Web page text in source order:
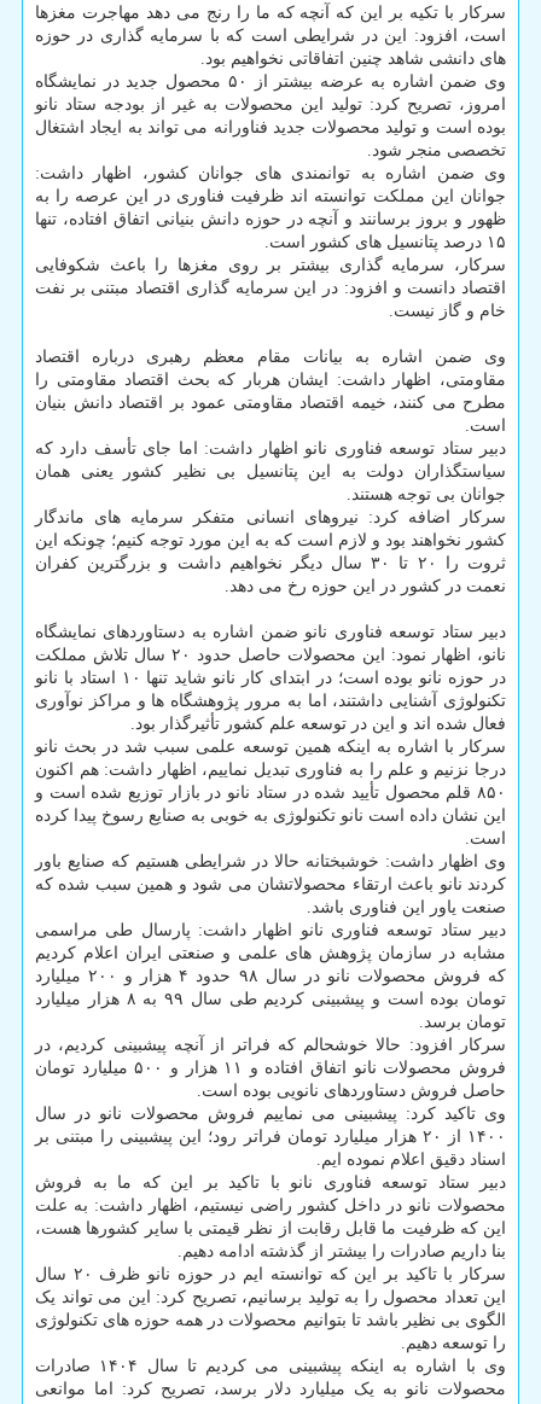
سرکار با تکیه بر این که آنچه که ما را رنج می دهد مهاجرت مغزها
است، افزود: این در شرایطی است که با سرمایه گذاری در حوزه
های دانشی شاهد چنین اتفاقاتی نخواهیم بود.
وی ضمن اشاره به عرضه بیشتر از ۵۰ محصول جدید در نمایشگاه
امروز، تصریح کرد: تولید این محصولات به غیر از بودجه ستاد نانو
بوده است و تولید محصولات جدید فناورانه می تواند به ایجاد اشتغال
تخصصی منجر شود.
وی ضمن اشاره به توانمندی های جوانان کشور، اظهار داشت:
جوانان این مملکت توانسته اند ظرفیت فناوری در این عرصه را به
ظهور و بروز برسانند و آنچه در حوزه دانش بنیانی اتفاق افتاده، تنها
۱۵ درصد پتانسیل های کشور است.
سرکار، سرمایه گذاری بیشتر بر روی مغزها را باعث شکوفایی
اقتصاد دانست و افزود: در این سرمایه گذاری اقتصاد مبتنی بر نفت
خام و گاز نیست.
وی ضمن اشاره به بیانات مقام معظم رهبری درباره اقتصاد
مقاومتی، اظهار داشت: ایشان هربار که بحث اقتصاد مقاومتی را
مطرح می کنند، خیمه اقتصاد مقاومتی عمود بر اقتصاد دانش بنیان
است.
دبیر ستاد توسعه فناوری نانو اظهار داشت: اما جای تأسف دارد که
سیاستگذاران دولت به این پتانسیل بی نظیر کشور یعنی همان
جوانان بی توجه هستند.
سرکار اضافه کرد: نیروهای انسانی متفکر سرمایه های ماندگار
کشور نخواهند بود و لازم است که به این مورد توجه کنیم؛ چونکه این
ثروت را ۲۰ تا ۳۰ سال دیگر نخواهیم داشت و بزرگترین کفران
نعمت در کشور در این حوزه رخ می دهد.
دبیر ستاد توسعه فناوری نانو ضمن اشاره به دستاوردهای نمایشگاه
نانو، اظهار نمود: این محصولات حاصل حدود ۲۰ سال تلاش مملکت
در حوزه نانو بوده است؛ در ابتدای کار نانو شاید تنها ۱۰ استاد با نانو
تکنولوژی آشنایی داشتند، اما به مرور پژوهشگاه ها و مراکز نوآوری
فعال شده اند و این در توسعه علم کشور تأثیرگذار بود.
سرکار با اشاره به اینکه همین توسعه علمی سبب شد در بحث نانو
درجا نزنیم و علم را به فناوری تبدیل نماییم، اظهار داشت: هم اکنون
۸۵۰ قلم محصول تأیید شده در ستاد نانو در بازار توزیع شده است و
این نشان داده است نانو تکنولوژی به خوبی به صنایع رسوخ پیدا کرده
است.
وی اظهار داشت: خوشبختانه حالا در شرایطی هستیم که صنایع باور
کردند نانو باعث ارتقاء محصولاتشان می شود و همین سبب شده که
صنعت یاور این فناوری باشد.
دبیر ستاد توسعه فناوری نانو اظهار داشت: پارسال طی مراسمی
مشابه در سازمان پژوهش های علمی و صنعتی ایران اعلام کردیم
که فروش محصولات نانو در سال ۹۸ حدود ۴ هزار و ۲۰۰ میلیارد
تومان بوده است و پیشبینی کردیم طی سال ۹۹ به ۸ هزار میلیارد
تومان برسد.
سرکار افزود: حالا خوشحالم که فراتر از آنچه پیشبینی کردیم، در
فروش محصولات نانو اتفاق افتاده و ۱۱ هزار و ۵۰۰ میلیارد تومان
حاصل فروش دستاوردهای نانویی بوده است.
وی تاکید کرد: پیشبینی می نماییم فروش محصولات نانو در سال
۱۴۰۰ از ۲۰ هزار میلیارد تومان فراتر رود؛ این پیشبینی را مبتنی بر
اسناد دقیق اعلام نموده ایم.
دبیر ستاد توسعه فناوری نانو با تاکید بر این که ما به فروش
محصولات نانو در داخل کشور راضی نیستیم، اظهار داشت: به علت
این که ظرفیت ما قابل رقابت از نظر قیمتی با سایر کشورها هست،
بنا داریم صادرات را بیشتر از گذشته ادامه دهیم.
سرکار با تاکید بر این که توانسته ایم در حوزه نانو ظرف ۲۰ سال
این تعداد محصول را به تولید برسانیم، تصریح کرد: این می تواند یک
الگوی بی نظیر باشد تا بتوانیم محصولات در همه حوزه های تکنولوژی
را توسعه دهیم.
وی با اشاره به اینکه پیشبینی می کردیم تا سال ۱۴۰۴ صادرات
محصولات نانو به یک میلیارد دلار برسد، تصریح کرد: اما موانعی